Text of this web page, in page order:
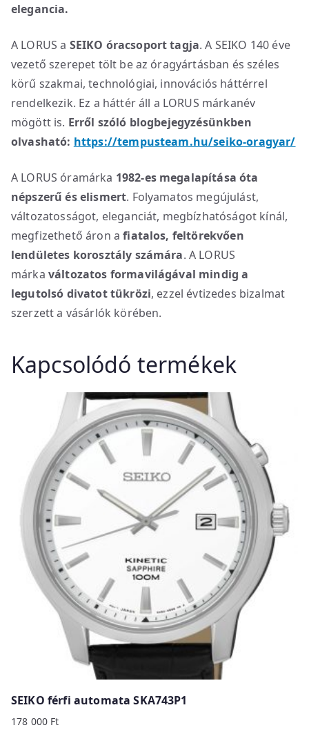
elegancia.
A LORUS a SEIKO óracsoport tagja. A SEIKO 140 éve
vezető szerepet tölt be az óragyártásban és széles
körű szakmai, technológiai, innovációs háttérrel
rendelkezik. Ez a háttér áll a LORUS márkanév
mögött is. Erről szóló blogbejegyzésünkben
olvasható: https://tempusteam.hu/seiko-oragyar/
A LORUS óramárka 1982-es megalapítása óta
népszerű és elismert. Folyamatos megújulást,
változatosságot, eleganciát, megbízhatóságot kínál,
megfizethető áron afiatalos, feltörekvően
lendületes korosztály számára. A LORUS
márka változatos formavilágával mindig a
legutolsó divatot tükrözi, ezzel évtizedes bizalmat
szerzett a vásárlók körében.
Kapcsolódó termékek
SEIKO férfi automata SKA743P1
178 000 Ft